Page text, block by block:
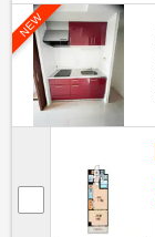
NEW